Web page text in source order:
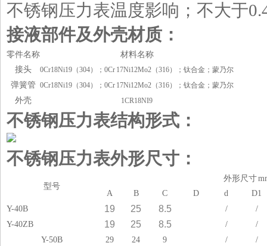
不锈钢压力表温度影响；不大于
接液部件及外壳材质：
零件名称
材料名称
接头
0Cr18Ni19 （304）；0Cr 17Ni12Mo2（316）；钛合金；蒙乃尔
弹簧管 0Cr18Ni19 （304）；0Cr 17Ni12Mo2（316）；钛合金；蒙乃尔
外壳 1CR18NI9
不锈钢压力表结构形式：
不锈钢压力表外形尺寸：
型号
外形尺寸
A
B C D d
D1
Y-40B
19 25 8.5 /
/
Y-40ZB
19 25 8.5 /
/
Y-50B
29 24 9 /
/